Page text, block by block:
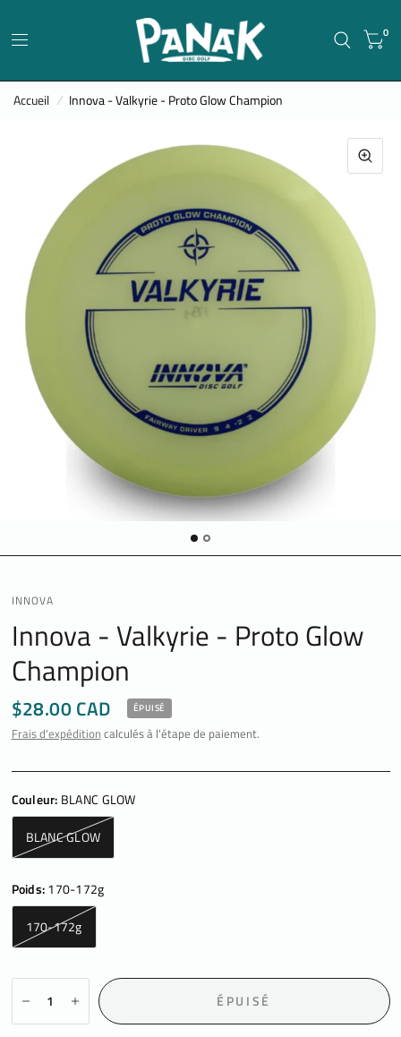
0
Accueil / Innova - Valkyrie - Proto Glow Champion
INNOVA
Innova - Valkyrie - Proto Glow
Champion
$28.00 CAD ÉPUISÉ
Frais d'expédition calculés à l'étape de paiement.
Couleur: BLANC GLOW
BLANC GLOW
Poids: 170-172g
170-172g
ÉPUISÉ